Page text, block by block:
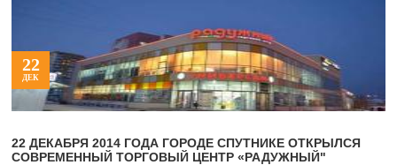
22
ДЕК
22 ДЕКАБРЯ 2014 ГОДА ГОРОДЕ СПУТНИКЕ ОТКРЫЛСЯ
СОВРЕМЕННЫЙ ТОРГОВЫЙ ЦЕНТР «РАДУЖНЫЙ"